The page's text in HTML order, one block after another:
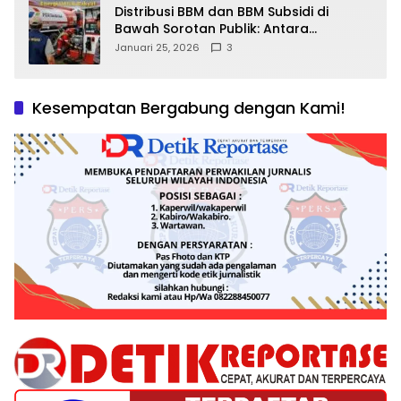
Distribusi BBM dan BBM Subsidi di
Bawah Sorotan Publik: Antara
Kepentingan Negara, Hak Konsumen,
Januari 25, 2026 3
Kesempatan Bergabung dengan Kami!